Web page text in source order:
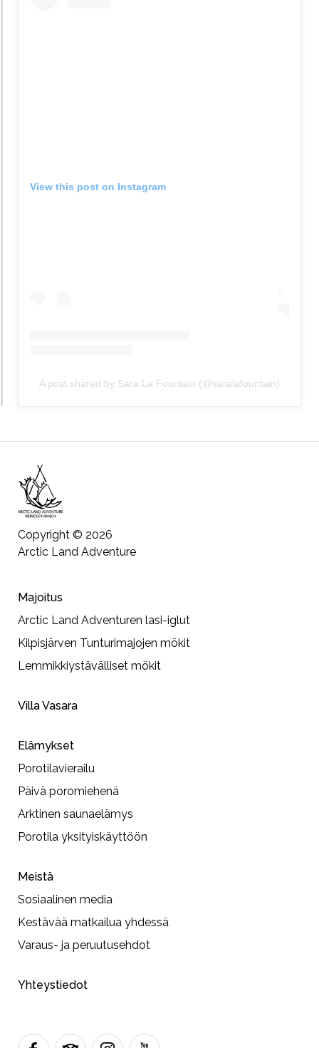
View this post on Instagram
A post shared by Sara La Fountain (@saralafountain)
Copyright © 2026
Arctic Land Adventure
Majoitus
Arctic Land Adventuren lasi-iglut
Kilpisjärven Tunturimajojen mökit
Lemmikkiystävälliset mökit
Villa Vasara
Elämykset
Porotilavierailu
Päivä poromiehenä
Arktinen saunaelämys
Porotila yksityiskäyttöön
Meistä
Sosiaalinen media
Kestävää matkailua yhdessä
Varaus- ja peruutusehdot
Yhteystiedot